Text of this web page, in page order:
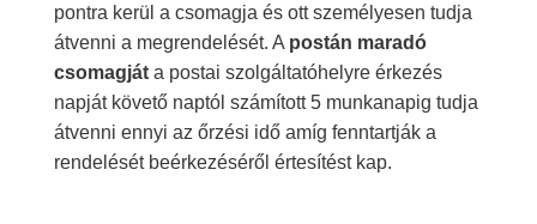
pontra kerül a csomagja és ott személyesen tudja
átvenni a megrendelését. A postán maradó
csomagjáta postai szolgáltatóhelyre érkezés
napját követő naptól számított 5 munkanapig tudja
átvenni ennyi az őrzési idő amíg fenntartják a
rendelését beérkezéséről értesítést kap.